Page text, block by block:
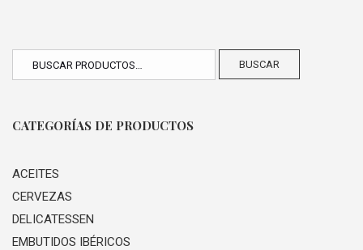
BUSCAR
CATEGORÍAS DE PRODUCTOS
ACEITES
CERVEZAS
DELICATESSEN
EMBUTIDOS IBÉRICOS